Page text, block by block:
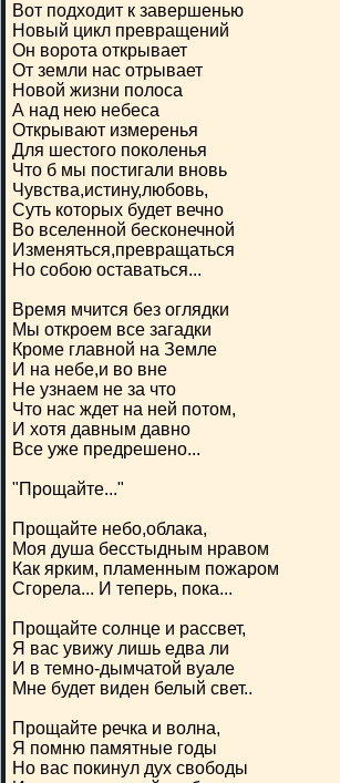
Вот подходит к завершенью
Новый цикл превращений
Он ворота открывает
От земли нас отрывает
Новой жизни полоса
А над нею небеса
Открывают измеренья
Для шестого поколенья
Что б мы постигали вновь
Чувства,истину,любовь,
Суть которых будет вечно
Во вселенной бесконечной
Изменяться,превращаться
Но собою оставаться...
Время мчится без оглядки
Мы откроем все загадки
Кроме главной на Земле
И на небе,и во вне
Не узнаем не за что
Что нас ждет на ней потом,
И хотя давным давно
Все уже предрешено...
"Прощайте..."
Прощайте небо,облака,
Моя душа бесстыдным нравом
Как ярким, пламенным пожаром
Сгорела... И теперь, пока...
Прощайте солнце и рассвет,
Я вас увижу лишь едва ли
И в темно-дымчатой вуале
Мне будет виден белый свет..
Прощайте речка и волна,
Я помню памятные годы
Но вас покинул дух свободы